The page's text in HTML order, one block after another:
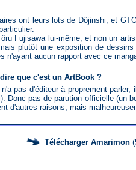
Fujisawa lui-même, et non un
plutôt une exposition de
n'ayant aucun rapport avec ce
que c'est un ArtBook ?
Donc pas de parution officielle (un
d'autres raisons, mais
Télécharger Amarimon